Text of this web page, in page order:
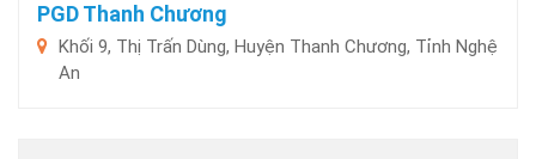
PGD Thanh Chương
Khối 9, Thị Trấn Dùng, Huyện Thanh Chương, Tỉnh Nghệ
An